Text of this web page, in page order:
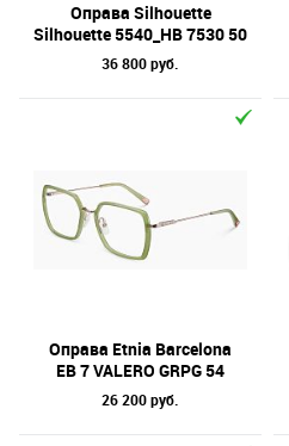
Оправа Silhouette
Silhouette 5540_HB 7530 50
36 800 руб.
Оправа Etnia Barcelona
EB 7 VALERO GRPG 54
26 200 руб.